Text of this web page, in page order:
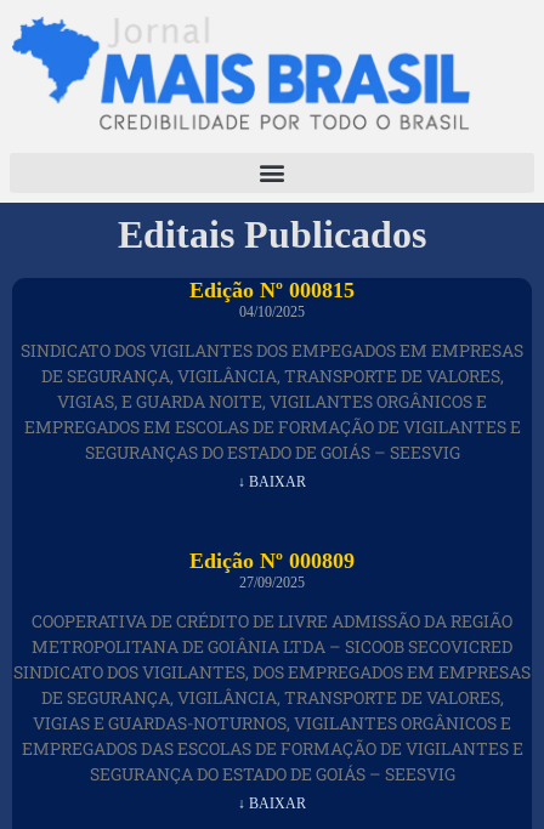
Editais Publicados
Edição Nº 000815
04/10/2025
SINDICATO DOS VIGILANTES DOS EMPEGADOS EM EMPRESAS
DE SEGURANÇA, VIGILÂNCIA, TRANSPORTE DE VALORES,
VIGIAS, E GUARDA NOITE, VIGILANTES ORGÂNICOS E
EMPREGADOS EM ESCOLAS DE FORMAÇÃO DE VIGILANTES E
SEGURANÇAS DO ESTADO DE GOIÁS – SEESVIG
↓ BAIXAR
Edição Nº 000809
27/09/2025
COOPERATIVA DE CRÉDITO DE LIVRE ADMISSÃO DA REGIÃO
METROPOLITANA DE GOIÂNIA LTDA – SICOOB SECOVICRED
SINDICATO DOS VIGILANTES, DOS EMPREGADOS EM EMPRESAS
DE SEGURANÇA, VIGILÂNCIA, TRANSPORTE DE VALORES,
VIGIAS E GUARDAS-NOTURNOS, VIGILANTES ORGÂNICOS E
EMPREGADOS DAS ESCOLAS DE FORMAÇÃO DE VIGILANTES E
SEGURANÇA DO ESTADO DE GOIÁS – SEESVIG
↓ BAIXAR